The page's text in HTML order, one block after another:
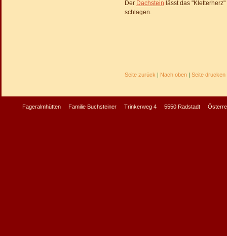
Der Dachstein lässt das
schlagen.
Seite zurück | Nach oben | Seite drucken
Fageralmhütten Familie Buchsteiner Trinkerweg 4 5550 Radstadt